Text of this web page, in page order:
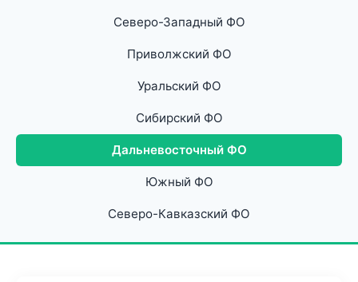
Северо-Западный ФО
Приволжский ФО
Уральский ФО
Сибирский ФО
Дальневосточный ФО
Южный ФО
Северо-Кавказский ФО